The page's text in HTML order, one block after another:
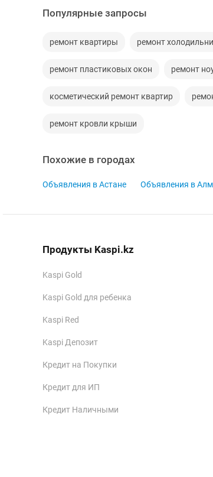
Популярные запросы
ремонт квартиры ремонт
ремонт пластиковых окон ремонт
косметический ремонт квартир
ремонт кровли крыши
Похожие в городах
Объявления в Астане Объявления в
Продукты Kaspi.kz
Kaspi Gold
Kaspi Gold для ребенка
Kaspi Red
Kaspi Депозит
Кредит на Покупки
Кредит для ИП
Кредит Наличными